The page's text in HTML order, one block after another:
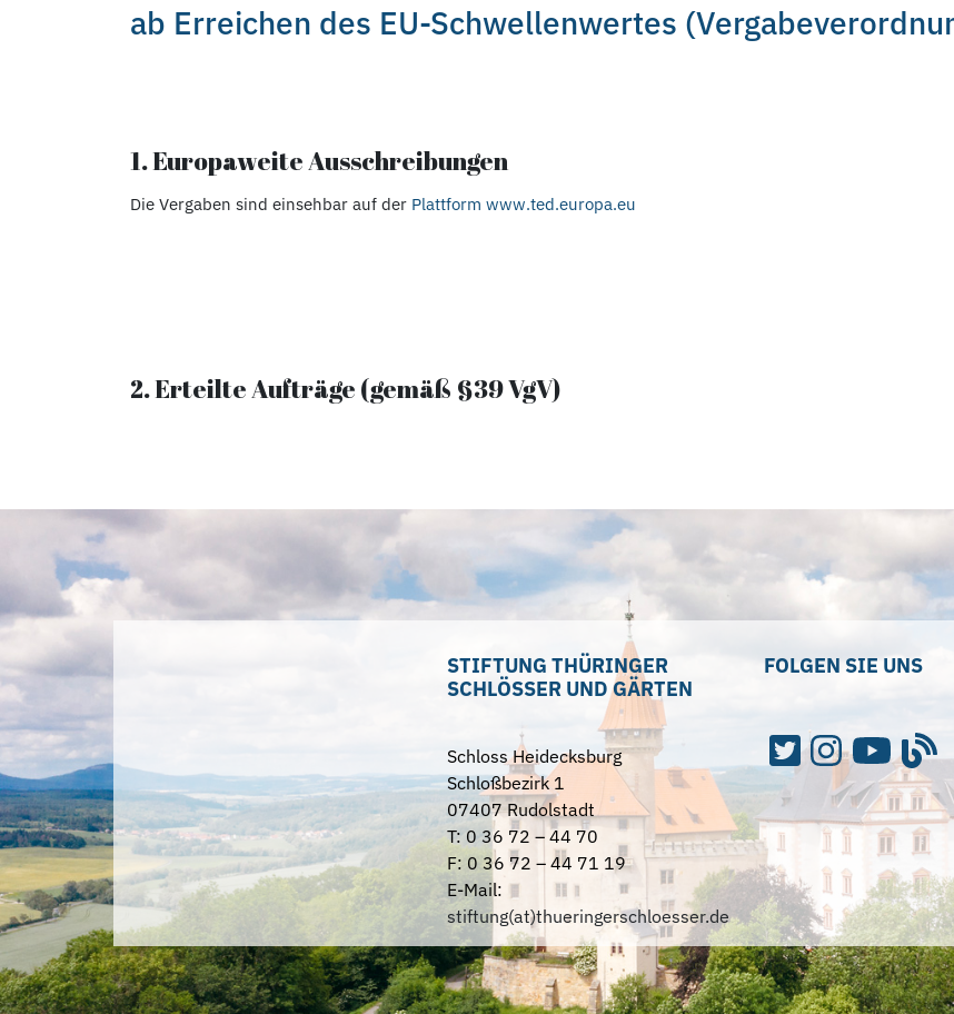
ab Erreichen des EU-Schwellenwertes
1. Europaweite Ausschreibungen
Die Vergaben sind einsehbar auf der Plattform www.ted.europa.eu
2. Erteilte Aufträge (gemäß §39 VgV)
STIFTUNG THÜRINGER
SCHLÖSSER UND GÄRTEN
Schloss Heidecksburg
Schloßbezirk 1
07407 Rudolstadt
T: 0 36 72 – 44 70
F: 0 36 72 – 44 71 19
E-Mail:
stiftung(at)thueringerschloesser.de
FOLGEN SIE UNS